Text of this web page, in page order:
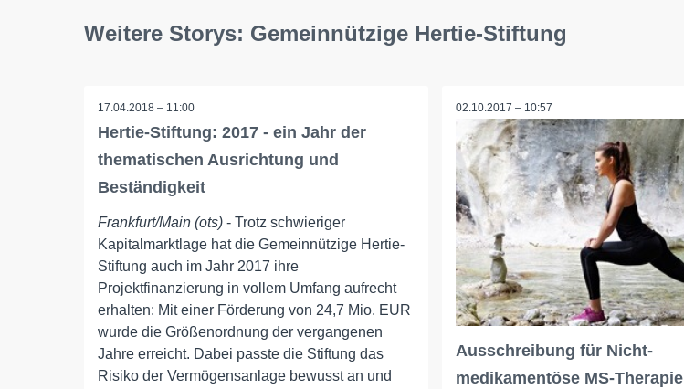
Weitere Storys: Gemeinnützige Hertie-Stiftung
17.04.2018 – 11:00
Hertie-Stiftung: 2017 - ein Jahr der
thematischen Ausrichtung und
Beständigkeit
Frankfurt/Main (ots) - Trotz schwieriger
Kapitalmarktlage hat die Gemeinnützige Hertie-
Stiftung auch im Jahr 2017 ihre
Projektfinanzierung in vollem Umfang aufrecht
erhalten: Mit einer Förderung von 24,7 Mio. EUR
wurde die Größenordnung der vergangenen
Jahre erreicht. Dabei passte die Stiftung das
Risiko der Vermögensanlage bewusst an und
02.10.2017 – 10:57
Ausschreibung für Nicht-
medikamentöse MS-Therapie